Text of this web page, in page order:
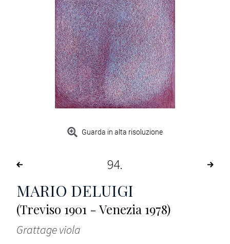
Guarda in alta risoluzione
94
MARIO DELUIGI
(Treviso 1901 - Venezia 1978)
Grattage viola